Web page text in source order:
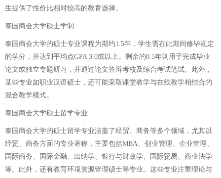
生提供了性价比相对较高的教育选择。
泰国商会大学硕士学制
泰国商会大学的硕士专业课程为期约1.5年，学生需在此期间修毕规定
的学分，并达到平均点GPA 3.0或以上。剩余的0.5年则用于完成毕业
论文或独立专题研习，并通过论文答辩考核及综合考试笔试。此外，
某些专业如职业汉语硕士，还可能采取课堂教学与在线教学相结合的
混合教学模式。
泰国商会大学硕士留学专业
泰国商会大学的硕士留学专业涵盖了经贸、商务等多个领域，尤其以
经贸、商务方面的专业著称，主要包括MBA、创业管理、企业管理、
国际商务、国际金融、出纳学、银行与财政学、国际贸易、商业法学
等。此外，还有教育环境资源管理硕士等专业。这些专业注重理论与